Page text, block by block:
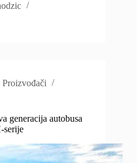
Proizvođači
generacija autobusa
serije